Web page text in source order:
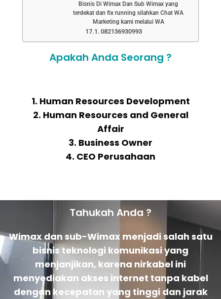
Bisnis Di Wimax Dan Sub Wimax yang
terdekat dan fix running silahkan Chat WA
Marketing kami melalui WA
082136930993
Apakah Anda Seorang ?
1. Human Resources Development
2. Human Resources and General
Affair
3. Business Owner
4. CEO Perusahaan
Tahukah Anda ?
Wimax dan sub-Wimax menjadi salah satu
bisnis teknologi komunikasi yang
menjanjikan, karena nirkabel ini
menyediakan akses internet tanpa kabel
dengan kecepatan yang tinggi dan jarak